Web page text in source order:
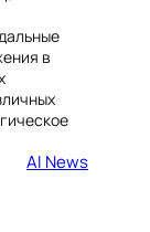
в
AI News